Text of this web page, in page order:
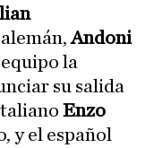
Andoni
la
su salida
Enzo
y el español